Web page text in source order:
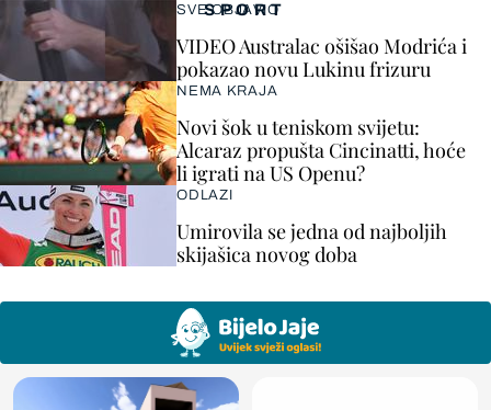
SPORT
SVE OBJAVIO
VIDEO Australac ošišao Modrića i
pokazao novu Lukinu frizuru
NEMA KRAJA
Novi šok u teniskom svijetu:
Alcaraz propušta Cincinatti, hoće
li igrati na US Openu?
ODLAZI
Umirovila se jedna od najboljih
skijašica novog doba